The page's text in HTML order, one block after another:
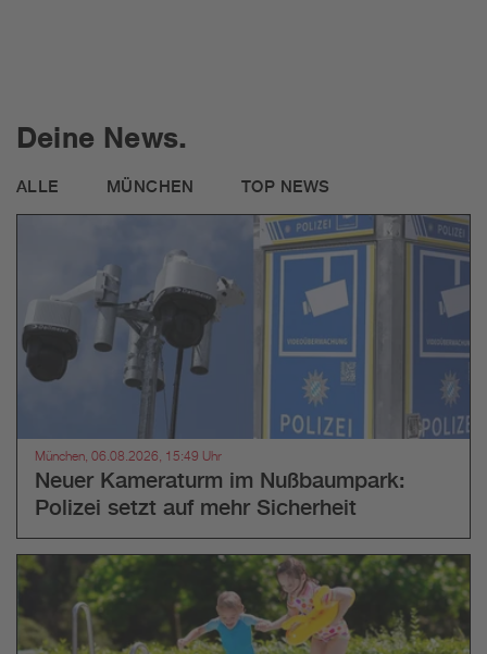
Deine News.
ALLE MÜNCHEN TOP NEWS
München, 06.08.2026, 15:49 Uhr
Neuer Kameraturm im Nußbaumpark:
Polizei setzt auf mehr Sicherheit